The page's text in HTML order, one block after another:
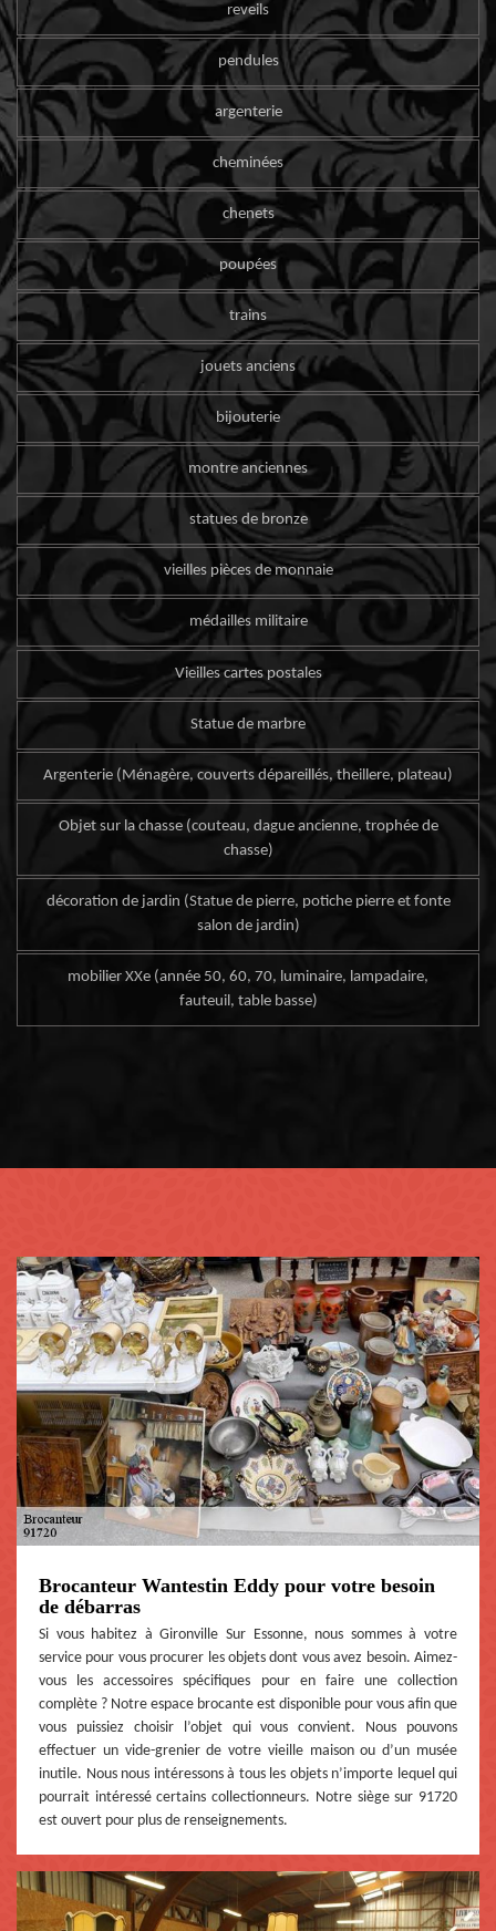
reveils
pendules
argenterie
cheminées
chenets
poupées
trains
jouets anciens
bijouterie
montre anciennes
statues de bronze
vieilles pièces de monnaie
médailles militaire
Vieilles cartes postales
Statue de marbre
Argenterie (Ménagère, couverts dépareillés, theillere, plateau)
Objet sur la chasse (couteau, dague ancienne, trophée de
chasse)
décoration de jardin (Statue de pierre, potiche pierre et fonte
salon de jardin)
mobilier XXe (année 50, 60, 70, luminaire, lampadaire,
fauteuil, table basse)
Brocanteur Wantestin Eddy pour votre besoin
de débarras
Si vous habitez à Gironville Sur Essonne, nous sommes à votre
service pour vous procurer les objets dont vous avez besoin. Aimez-
vous les accessoires spécifiques pour en faire une collection
complète ? Notre espace brocante est disponible pour vous afin que
vous puissiez choisir l’objet qui vous convient. Nous pouvons
effectuer un vide-grenier de votre vieille maison ou d’un musée
inutile. Nous nous intéressons à tous les objets n’importe lequel qui
pourrait intéressé certains collectionneurs. Notre siège sur 91720
est ouvert pour plus de renseignements.